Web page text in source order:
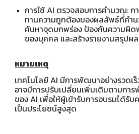
การใช้ AI ตรวจสอบการคำนวณ: ก
ทานความถูกต้องของผลลัพธ์ที่คำ
ค้นหาจุดบกพร่อง ป้องกันความผิ
ของบุคคล และสร้างรายงานสรุปผล
หมายเหตุ
เทคโนโลยี AI มีการพัฒนาอย่างรวดเ
อาจมีการปรับเปลี่ยนเพิ่มเติมตามกา
ของ AI เพื่อให้ผู้เข้ารับการอบรมได้รั
เป็นประโยชน์สูงสุด